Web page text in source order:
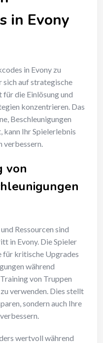
in Evony
in Evony zu
sich auf strategische
die Einlösung und
konzentrieren. Das
Beschleunigungen
kann Ihr Spielerlebnis
von
Ressourcen sind
in Evony. Die Spieler
für kritische Upgrades
während
von Truppen
verwenden. Dies stellt
sondern auch Ihre
wertvoll während